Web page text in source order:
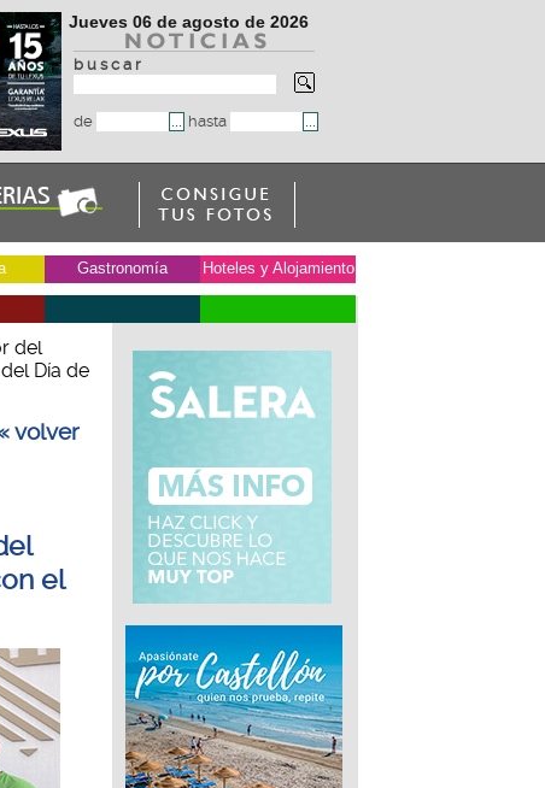
Jueves 06 de agosto de 2026
b u s c a r
de hasta
Gastronomía Hoteles y Alojamiento
del
Día de
volver
el